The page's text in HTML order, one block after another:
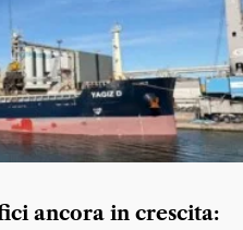
ancora in crescita: